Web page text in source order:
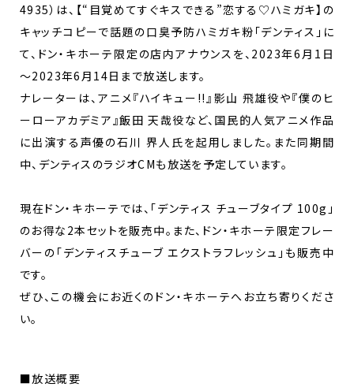
4935）は、【“目覚めてすぐキスできる”恋する♡ハミガキ】の
キャッチコピーで話題の口臭予防ハミガキ粉「デンティス」に
て、ドン・キホーテ限定の店内アナウンスを、2023年6月1日
～2023年6月14日まで放送します。
ナレーターは、アニメ『ハイキュー!!』影山 飛雄役や『僕のヒ
ーローアカデミア』飯田 天哉役など、国民的人気アニメ作品
に出演する声優の石川 界人氏を起用しました。また同期間
中、デンティスのラジオCMも放送を予定しています。
現在ドン・キホーテでは、「デンティス チューブタイプ 100g」
のお得な2本セットを販売中。また、ドン・キホーテ限定フレー
バーの「デンティスチューブ エクストラフレッシュ」も販売中
です。
ぜひ、この機会にお近くのドン・キホーテへお立ち寄りくださ
い。
■放送概要